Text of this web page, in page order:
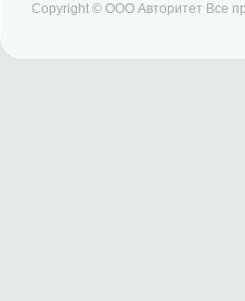
Copyright © ООО Авторитет Все